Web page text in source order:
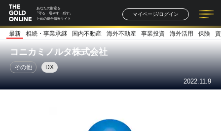
あなたの財産を
「守る・増やす・残す」
ための総合情報サイト
マイページ/ログイン
記事一覧 連載一覧
著者一覧 書籍一覧
最新 相続・事業承継 国内不動産 海外不動産 事業投資 海外活用 保険
コニカミノルタ株式会社
その他 DX
2022.11.9